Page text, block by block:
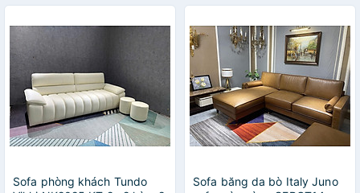
Sofa phòng khách Tundo
Sofa băng da bò Italy Juno